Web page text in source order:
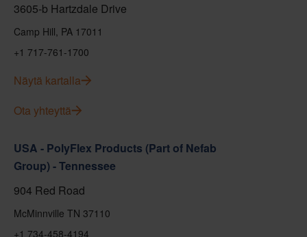
3605-b Hartzdale Drive
Camp Hill, PA 17011
+1 717-761-1700
Näytä kartalla
Ota yhteyttä
USA - PolyFlex Products (Part of Nefab
Group) - Tennessee
904 Red Road
McMinnville TN 37110
+1 734-458-4194